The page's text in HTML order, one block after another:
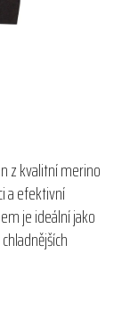
z kvalitní merino
a efektivní
je ideální jako